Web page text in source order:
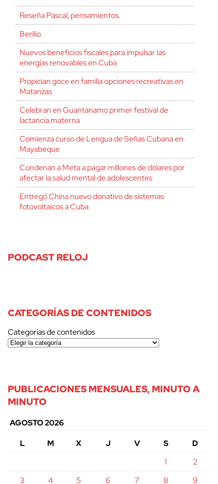
Reseña Pascal, pensamientos.
Berilio.
Nuevos beneficios fiscales para impulsar las
energías renovables en Cuba
Propician goce en familia opciones recreativas en
Matanzas
Celebran en Guantánamo primer festival de
lactancia materna
Comienza curso de Lengua de Señas Cubana en
Mayabeque
Condenan a Meta a pagar millones de dólares por
afectar la salud mental de adolescentes
Entregó China nuevo donativo de sistemas
fotovoltaicos a Cuba
PODCAST RELOJ
CATEGORÍAS DE CONTENIDOS
Categorías de contenidos
PUBLICACIONES MENSUALES, MINUTO A
MINUTO
AGOSTO 2026
L
M X J V S
D
1
2
3
4 5 6 7 8 9